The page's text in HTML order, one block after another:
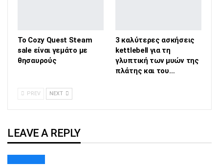
To Cozy Quest Steam
sale είναι γεμάτο με
θησαυρούς
3 καλύτερες ασκήσεις
kettlebell για τη
γλυπτική των μυών της
πλάτης και του…
PREV NEXT
LEAVE A REPLY